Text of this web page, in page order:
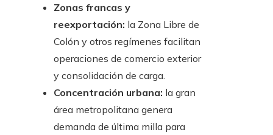
Zonas francas y
reexportación: la Zona Libre de
Colón y otros regímenes facilitan
operaciones de comercio exterior
y consolidación de carga.
Concentración urbana: la gran
área metropolitana genera
demanda de última milla para